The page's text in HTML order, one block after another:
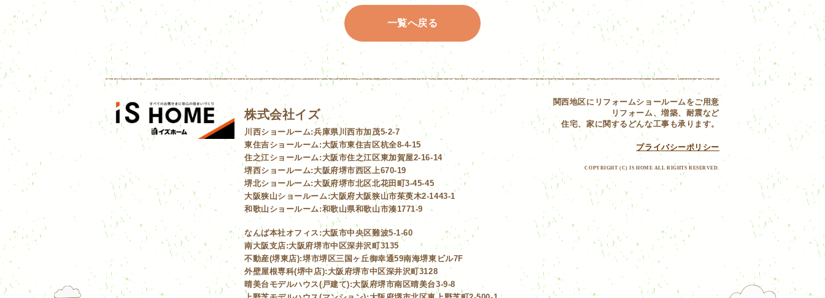
一覧へ戻る
株式会社イズ
川西ショールーム:兵庫県川西市加茂5-2-7
東住吉ショールーム: 大阪市東住吉区杭全8-4-15
住之江ショールーム: 大阪市住之江区東加賀屋2-16-14
堺西ショールーム: 大阪府堺市西区上670-19
堺北ショールーム: 大阪府堺市北区北花田町3-45-45
大阪狭山ショールーム:大阪府大阪狭山市茱萸木2-1443-1
和歌山ショールーム:和歌山県和歌山市湊1771-9
なんば本社オフィス:大阪市中央区難波5-1-60
南大阪支店:大阪府堺市中区深井沢町3135
不動産(堺東店):堺市堺区三国ヶ丘御幸通59南海堺東ビル7F
外壁屋根専科(堺中店):大阪府堺市中区深井沢町3128
晴美台モデルハウス(戸建て):大阪府堺市南区晴美台3-9-8
関西地区にリフォームショールームをご用意
リフォーム、増築、耐震など
住宅、家に関するどんな工事も承ります。
プライバシーポリシー
COPYRIGHT (C) IS HOME ALL RIGHTS RESERVED.